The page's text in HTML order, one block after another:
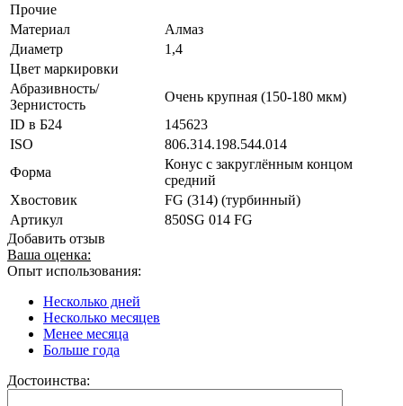
Прочие
Материал
Алмаз
Диаметр
1,4
Цвет маркировки
Абразивность/
Зернистость
Очень крупная (150-180 мкм)
ID в Б24
145623
ISO
806.314.198.544.014
Форма
Конус с закруглённым концом
средний
Хвостовик
FG (314) (турбинный)
Артикул
850SG 014 FG
Добавить отзыв
Ваша оценка:
Опыт использования:
Несколько дней
Несколько месяцев
Менее месяца
Больше года
Достоинства: